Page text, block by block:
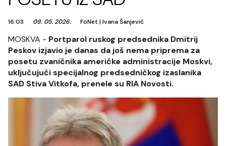
16:03 09. 05. 2026. FoNet |Ivana Šanjević
MOSKVA - Portparol ruskog predsednika Dmitrij
Peskov izjavio je danas da još nema priprema za
posetu zvaničnika američke administracije Moskvi,
uključujući specijalnog predsedničkog izaslanika
SAD Stiva Vitkofa, prenele su RIA Novosti.